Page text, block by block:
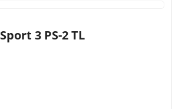
3 PS-2 TL